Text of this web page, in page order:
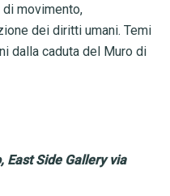
di movimento,
dei diritti umani. Temi
dalla caduta del Muro di
East Side Gallery via